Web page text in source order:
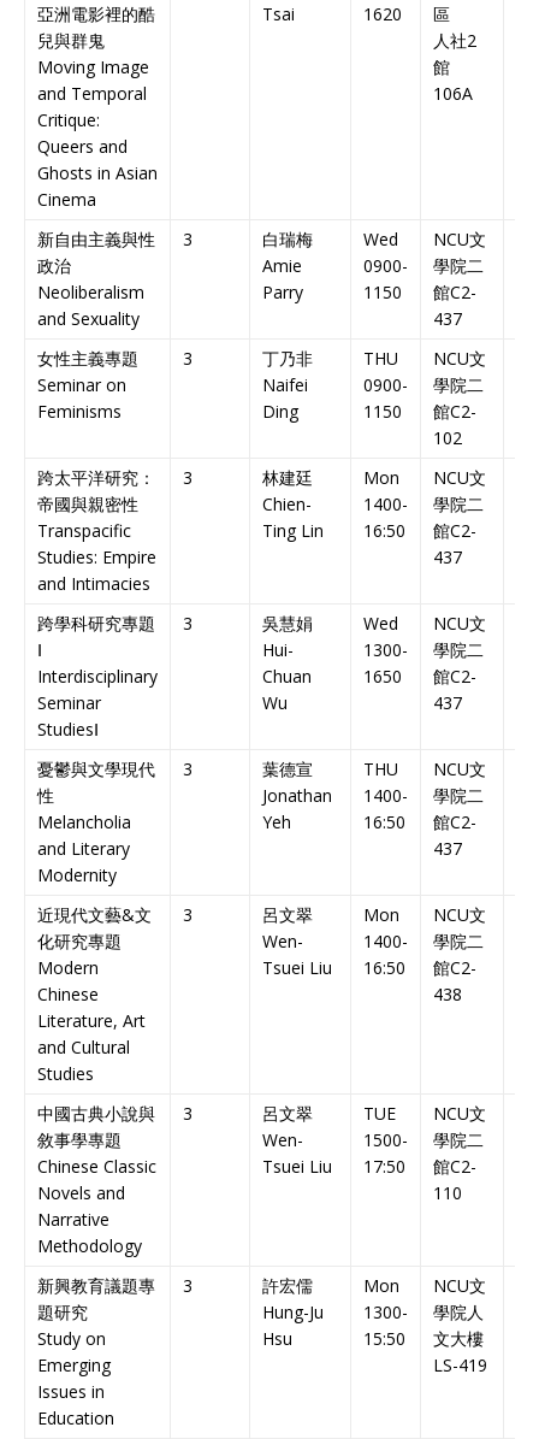
亞洲電影裡的酷
兒與群鬼
Moving Image
and Temporal
Critique:
Queers and
Ghosts in Asian
Cinema
Tsai 1620
區
人社2
館
106A
新自由主義與性
政治
Neoliberalism
and Sexuality
3
白瑞梅
Amie
Parry
Wed
0900-
1150
NCU文
學院二
館C2-
437
女性主義專題
Seminar on
Feminisms
3
丁乃非
Naifei
Ding
THU
0900-
1150
NCU文
學院二
館C2-
102
跨太平洋研究：
帝國與親密性
Transpacific
Studies: Empire
and Intimacies
3
林建廷
Chien-
Ting Lin
Mon
1400-
16:50
NCU文
學院二
館C2-
437
跨學科研究專題
Ⅰ
Interdisciplinary
Seminar
StudiesⅠ
3
吳慧娟
Hui-
Chuan
Wu
Wed
1300-
1650
NCU文
學院二
館C2-
437
憂鬱與文學現代
性
Melancholia
and Literary
Modernity
3
葉德宣
Jonathan
Yeh
THU
1400-
16:50
NCU文
學院二
館C2-
437
近現代文藝&文
化研究專題
Modern
Chinese
Literature, Art
and Cultural
Studies
3
呂文翠
Wen-
Tsuei Liu
Mon
1400-
16:50
NCU文
學院二
館C2-
438
中國古典小說與
敘事學專題
Chinese Classic
Novels and
Narrative
Methodology
3
呂文翠
Wen-
Tsuei Liu
TUE
1500-
17:50
NCU文
學院二
館C2-
110
新興教育議題專
題研究
Study on
Emerging
Issues in
Education
3
許宏儒
Hung-Ju
Hsu
Mon
1300-
15:50
NCU文
學院人
文大樓
LS-419